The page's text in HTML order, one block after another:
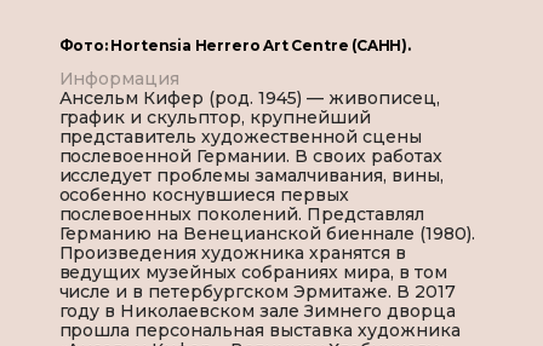
Фото: Hortensia Herrero Art Centre (CAHH).
Информация
Ансельм Кифер (род. 1945) — живописец,
график и скульптор, крупнейший
представитель художественной сцены
послевоенной Германии. В своих работах
исследует проблемы замалчивания, вины,
особенно коснувшиеся первых
послевоенных поколений. Представлял
Германию на Венецианской биеннале (1980).
Произведения художника хранятся в
ведущих музейных собраниях мира, в том
числе и в петербургском Эрмитаже. В 2017
году в Николаевском зале Зимнего дворца
прошла персональная выставка художника